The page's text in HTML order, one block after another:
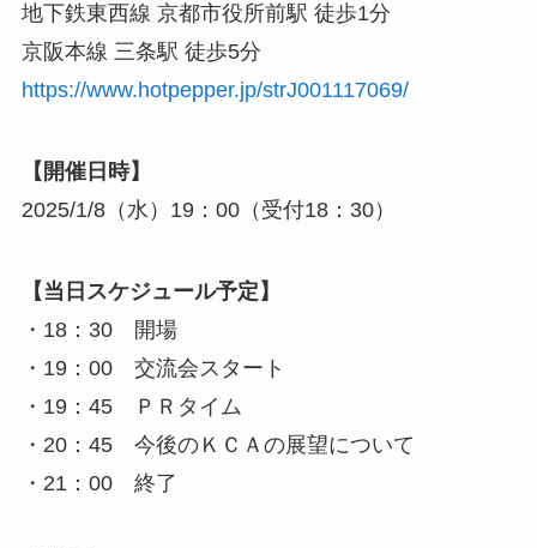
地下鉄東西線 京都市役所前駅 徒歩1分
京阪本線 三条駅 徒歩5分
https://www.hotpepper.jp/strJ001117069/
【開催日時】
2025/1/8（水）19：00（受付18：30）
【当日スケジュール予定】
・18：30 開場
・19：00 交流会スタート
・19：45 ＰＲタイム
・20：45 今後のＫＣＡの展望について
・21：00 終了